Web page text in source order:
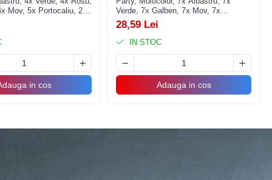
botez, absolvire, baby shower sau gender reveal! Cu un
Mov, 5x Portocaliu, 23
in cos
Verde, 7x Galben, 7x Mov, 7x
Portocaliu, 7x Roz, 8x Rosu, 23 cm,
1.4 g
28,59 Lei
IN STOC
Adauga in cos